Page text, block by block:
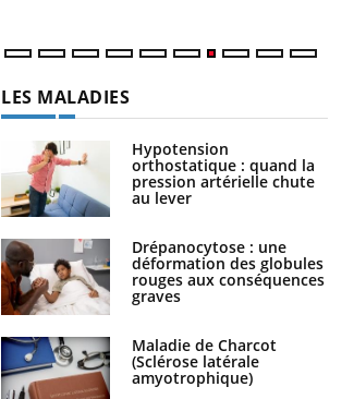
LES MALADIES
Hypotension
orthostatique : quand la
pression artérielle chute
au lever
Drépanocytose : une
déformation des globules
rouges aux conséquences
graves
Maladie de Charcot
(Sclérose latérale
amyotrophique)